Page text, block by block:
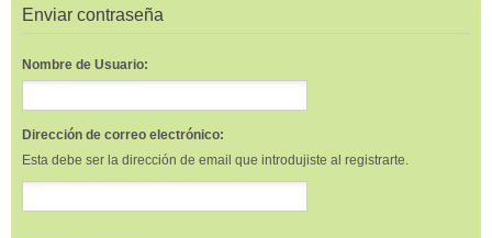
Enviar contraseña
Nombre de Usuario:
Dirección de correo electrónico:
Esta debe ser la dirección de email que introdujiste al registrarte.